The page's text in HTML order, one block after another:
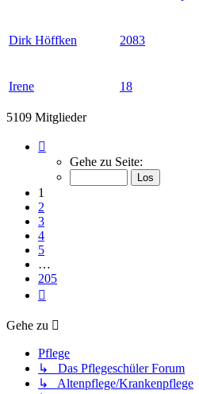
Dirk Höffken 2083
Irene 18
5109 Mitglieder
von
Gehe zu Seite:
1
2
3
4
5
…
205
Gehe zu
Pflege
↳ Das Pflegeschüler Forum
↳ Altenpflege/Krankenpflege